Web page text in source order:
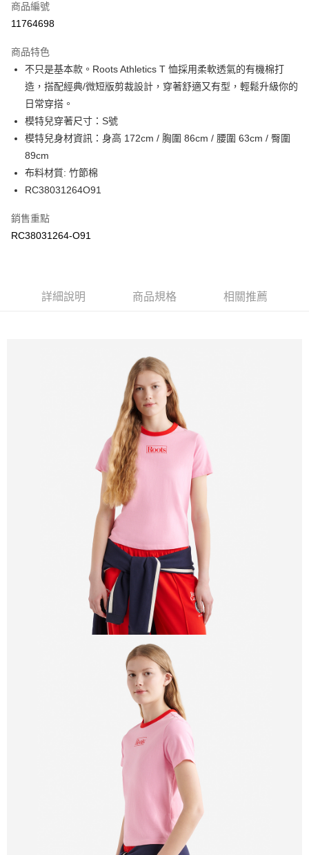
信用卡分期付款
合作金庫商業銀行
華南商業銀行
彰化商業銀行
上海商業儲蓄銀行
台北富邦商業銀行
國泰世華商業銀行
臺灣中小企業銀行
匯豐（台灣）商業銀行
華泰商業銀行
聯邦商業銀行
遠東國際商業銀行
元大商業銀行
玉山商業銀行
台新國際商業銀行
6 期 0 利率 每期
華南商業銀行
彰化商業銀行
上海商業儲蓄銀行
國泰世華商業銀行
臺灣中小企業銀行
台中商業銀行
匯豐（台灣）商業銀行
聯邦商業銀行
元大商業銀行
玉山商業銀行
台灣樂天信用卡公司
LINE Pay
Apple Pay
街口支付
運送方式
限時免運活動
限時運費優惠-離島
商品編號
11764698
商品特色
不只是基本款。Roots Athletics T 恤採用柔軟透氣的有機棉打
造，搭配經典/微短版剪裁設計，穿著舒適又有型，輕鬆升級你的
日常穿搭。
模特兒穿著尺寸：S號
模特兒身材資訊：身高 172cm / 胸圍 86cm / 腰圍 63cm / 臀圍
89cm
布料材質: 竹節棉
RC38031264O91
銷售重點
RC38031264-O91
詳細說明 商品規格 相關推薦